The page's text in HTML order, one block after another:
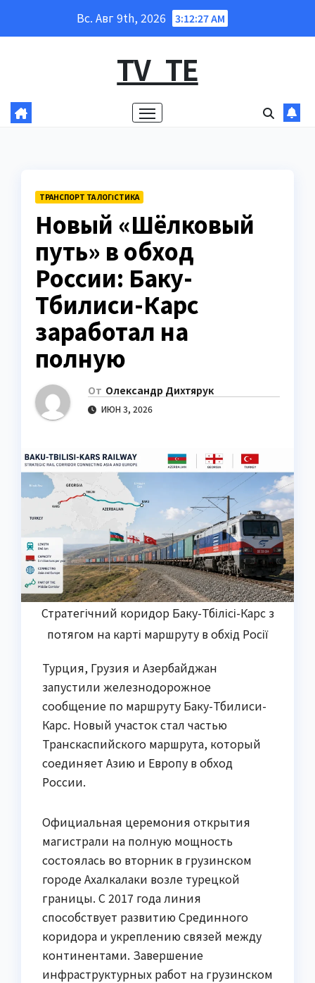
Вс. Авг 9th, 2026 3:12:28 AM
TV_TE
ТРАНСПОРТ ТА ЛОГІСТИКА
Новый «Шёлковый
путь» в обход
России: Баку-
Тбилиси-Карс
заработал на
полную
От Олександр Дихтярук
ИЮН 3, 2026
Стратегічний коридор Баку-Тбілісі-Карс з
потягом на карті маршруту в обхід Росії
Турция, Грузия и Азербайджан
запустили железнодорожное
сообщение по маршруту Баку-Тбилиси-
Карс. Новый участок стал частью
Транскаспийского маршрута, который
соединяет Азию и Европу в обход
России.
Официальная церемония открытия
магистрали на полную мощность
состоялась во вторник в грузинском
городе Ахалкалаки возле турецкой
границы. С 2017 года линия
способствует развитию Срединного
коридора и укреплению связей между
континентами. Завершение
инфраструктурных работ на грузинском